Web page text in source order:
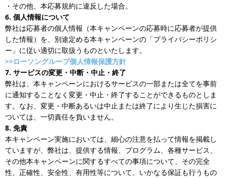
・その他、本応募規約に違反した場合。
6. 個人情報について
弊社は応募者の個人情報（本キャンペーンの応募時に応募者が提供
した情報）を、別途定める本キャンペーンの「プライバシーポリシ
ー」に従い適切に取扱うものといたします。
>>ローソングループ個人情報保護方針
7. サービスの変更・中断・中止・終了
弊社は、本キャンペーンにおけるサービスの一部または全てを事前
に通知することなく変更・中止・終了することができるものとしま
す。なお、変更・中断あるいは中止または終了により生じた損害に
ついては、一切責任を負いません。
8. 免責
本キャンペーン実施においては、細心の注意を払って情報を掲載し
ていますが、弊社は、提供する情報、プログラム、各種サービス、
その他本キャンペーンに関するすべての事項について、その完全
性、正確性、安全性、有用性等について、いかなる保証も行うもの